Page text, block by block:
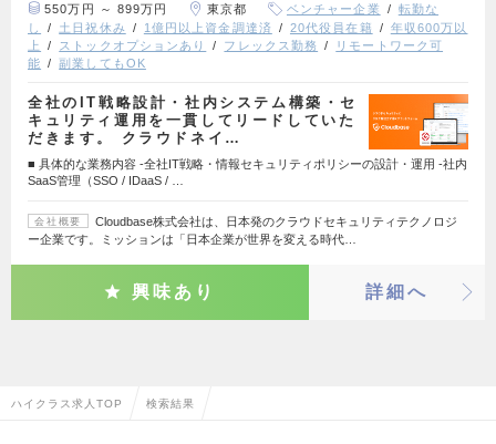
550万円 ～ 899万円 東京都 ベンチャー企業
転勤な
し
土日祝休み 1億円以上資金調達済 20代役員在籍
年収600万以
上
ストックオプションあり フレックス勤務
リモートワーク可
能
副業してもOK
全社のIT戦略設計・社内システム構築・セ
キュリティ運用を一貫してリードしていた
だきます。 クラウドネイ…
■ 具体的な業務内容 -全社IT戦略・情報セキュリティポリシーの設計・運用 -社内
SaaS管理（SSO / IDaaS / …
会社概要
Cloudbase株式会社は、日本発のクラウドセキュリティテクノロジ
ー企業です。ミッションは「日本企業が世界を変える時代…
興味あり 詳細へ
ハイクラス求人TOP 検索結果